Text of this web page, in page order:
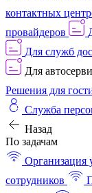
контактных
провайдеров
Для служб
Для
Решения для
Служба
Назад
По задачам
Организация
сотрудников